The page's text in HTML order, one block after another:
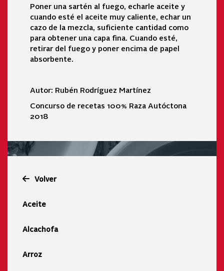
Poner una sartén al fuego, echarle aceite y
cuando esté el aceite muy caliente, echar un
cazo de la mezcla, suficiente cantidad como
para obtener una capa fina. Cuando esté,
retirar del fuego y poner encima de papel
absorbente.
Autor: Rubén Rodríguez Martínez
Concurso de recetas 100% Raza Autóctona
2018
Volver
Aceite
Alcachofa
Arroz